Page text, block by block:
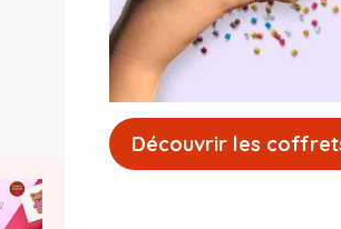
Découvrir les